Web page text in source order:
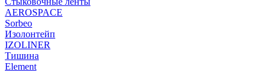
AEROSPACE
Sorbeo
Изолонтейп
IZOLINER
Тишина
Element